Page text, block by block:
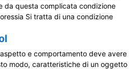
da questa complicata condizione
Si tratta di una condizione
e comportamento deve avere
modo, caratteristiche di un oggetto